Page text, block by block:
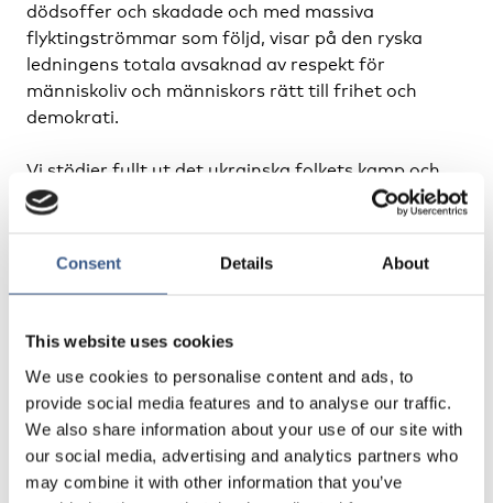
Consent Details About
This website uses cookies
We use cookies to personalise content and ads, to
provide social media features and to analyse our traffic.
We also share information about your use of our site with
our social media, advertising and analytics partners who
may combine it with other information that you’ve
dödsoffer och skadade och med massiva
flyktingströmmar som följd, visar på den ryska
ledningens totala avsaknad av respekt för
människoliv och människors rätt till frihet och
demokrati.
Vi stödjer fullt ut det ukrainska folkets kamp och
uppmanar samtliga länder att bistå Ukraina med
all upptänklig hjälp landet behöver. Vi ger också
presidenten i Ukraina och vi står solidariskt bakom
alla de ukrainare som nu försvarar sitt land mot
Nordiska rådet bildades som en fredlig
samarbetsorganisation i kölvattnet av Andra
världskriget och har under sin 70 år långa existens
alltid stått upp för demokrati, fred och mänskliga
rättigheter.